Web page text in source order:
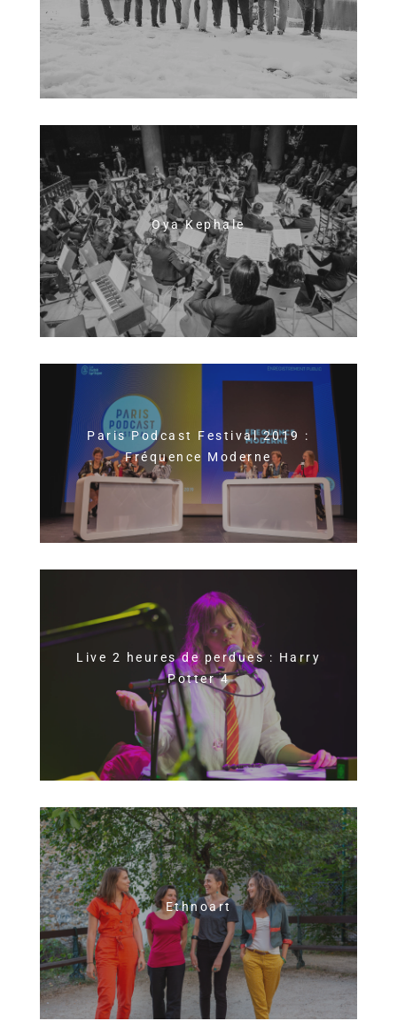
Oya Kephale
Paris Podcast Festival 2019 :
Fréquence Moderne
Live 2 heures de perdues : Harry
Potter 4
Ethnoart